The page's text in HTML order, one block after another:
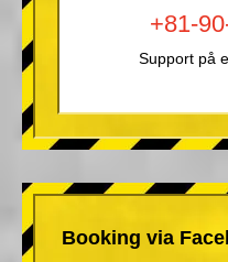
+81-
Support på
Booking via